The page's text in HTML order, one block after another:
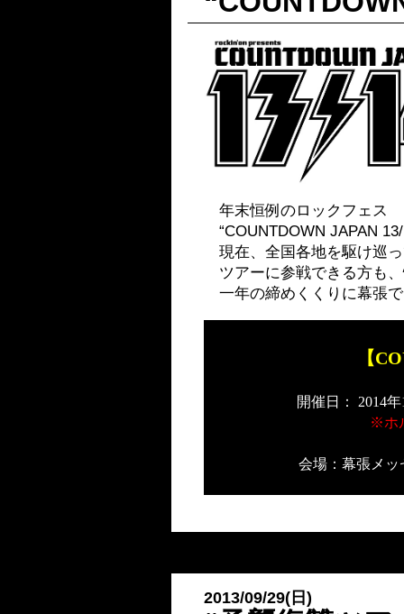
年末恒例のロックフェス
“COUNTDOWN JAPAN
現在、全国各地を駆け巡
ツアーに参戦できる方も
一年の締めくくりに幕張
【
開催日： 2014
※ホ
会場：幕張メッ
2013/09/29(日)